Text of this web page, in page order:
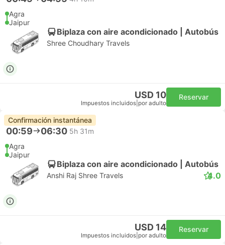
Agra
Jaipur
Biplaza con aire acondicionado | Autobús
Shree Choudhary Travels
USD 10
Impuestos incluidos por adulto
Reservar
Confirmación instantánea
00:59 06:30 5h 31m
Agra
Jaipur
Biplaza con aire acondicionado | Autobús
Anshi Raj Shree Travels 4.0
USD 14
Impuestos incluidos por adulto
Reservar